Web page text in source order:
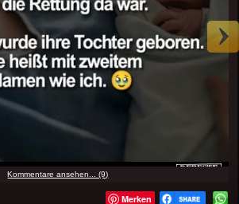
Kommentare ansehen... (9)
Merken